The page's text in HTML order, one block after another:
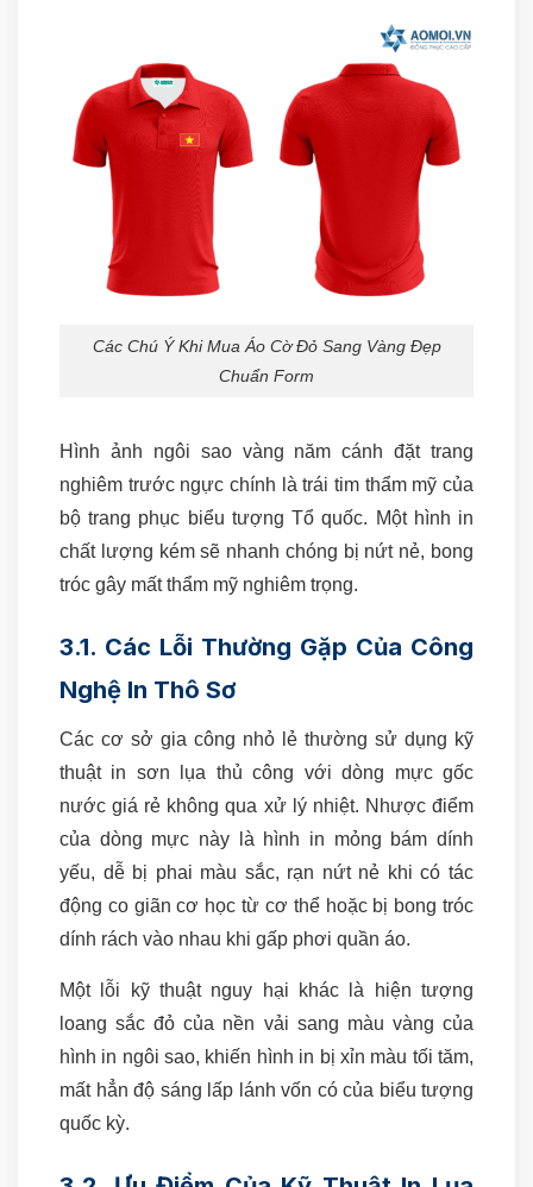
Các Chú Ý Khi Mua Áo Cờ Đỏ Sang Vàng Đẹp
Chuẩn Form
Hình ảnh ngôi sao vàng năm cánh đặt trang
nghiêm trước ngực chính là trái tim thẩm mỹ của
bộ trang phục biểu tượng Tổ quốc. Một hình in
chất lượng kém sẽ nhanh chóng bị nứt nẻ, bong
tróc gây mất thẩm mỹ nghiêm trọng.
3.1. Các Lỗi Thường Gặp Của Công
Nghệ In Thô Sơ
Các cơ sở gia công nhỏ lẻ thường sử dụng kỹ
thuật in sơn lụa thủ công với dòng mực gốc
nước giá rẻ không qua xử lý nhiệt. Nhược điểm
của dòng mực này là hình in mỏng bám dính
yếu, dễ bị phai màu sắc, rạn nứt nẻ khi có tác
động co giãn cơ học từ cơ thể hoặc bị bong tróc
dính rách vào nhau khi gấp phơi quần áo.
Một lỗi kỹ thuật nguy hại khác là hiện tượng
loang sắc đỏ của nền vải sang màu vàng của
hình in ngôi sao, khiến hình in bị xỉn màu tối tăm,
mất hẳn độ sáng lấp lánh vốn có của biểu tượng
quốc kỳ.